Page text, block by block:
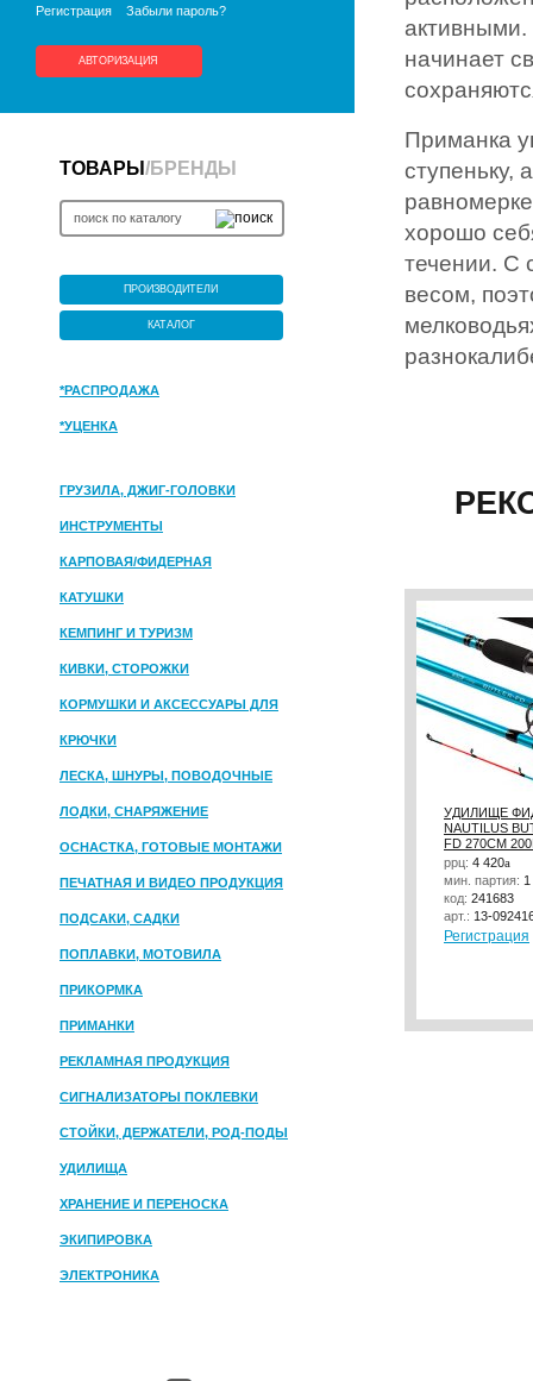
Регистрация Забыли пароль?
АВТОРИЗАЦИЯ
ТОВАРЫ /БРЕНДЫ
ПРОИЗВОДИТЕЛИ
КАТАЛОГ
*РАСПРОДАЖА
*УЦЕНКА
ГРУЗИЛА, ДЖИГ-ГОЛОВКИ
ИНСТРУМЕНТЫ
КАРПОВАЯ/ФИДЕРНАЯ
КАТУШКИ
КЕМПИНГ И ТУРИЗМ
КИВКИ, СТОРОЖКИ
КОРМУШКИ И АКСЕССУАРЫ ДЛЯ
ПРИКОРМКИ
КРЮЧКИ
ЛЕСКА, ШНУРЫ, ПОВОДОЧНЫЕ
МАТЕРИАЛЫ
ЛОДКИ, СНАРЯЖЕНИЕ
ОСНАСТКА, ГОТОВЫЕ МОНТАЖИ
ПЕЧАТНАЯ И ВИДЕО ПРОДУКЦИЯ
ПОДСАКИ, САДКИ
ПОПЛАВКИ, МОТОВИЛА
ПРИКОРМКА
ПРИМАНКИ
РЕКЛАМНАЯ ПРОДУКЦИЯ
СИГНАЛИЗАТОРЫ ПОКЛЕВКИ
СТОЙКИ, ДЕРЖАТЕЛИ, РОД-ПОДЫ
УДИЛИЩА
ХРАНЕНИЕ И ПЕРЕНОСКА
ЭКИПИРОВКА
ЭЛЕКТРОНИКА
начинает
Приманка
ступеньку,
хорошо
течении. С
весом,
УДИЛИЩЕ
NAUTILUS
FD 270СМ
ррц: 4 420a
мин. партия: 1
код: 241683
арт.: 13-
Регистрация